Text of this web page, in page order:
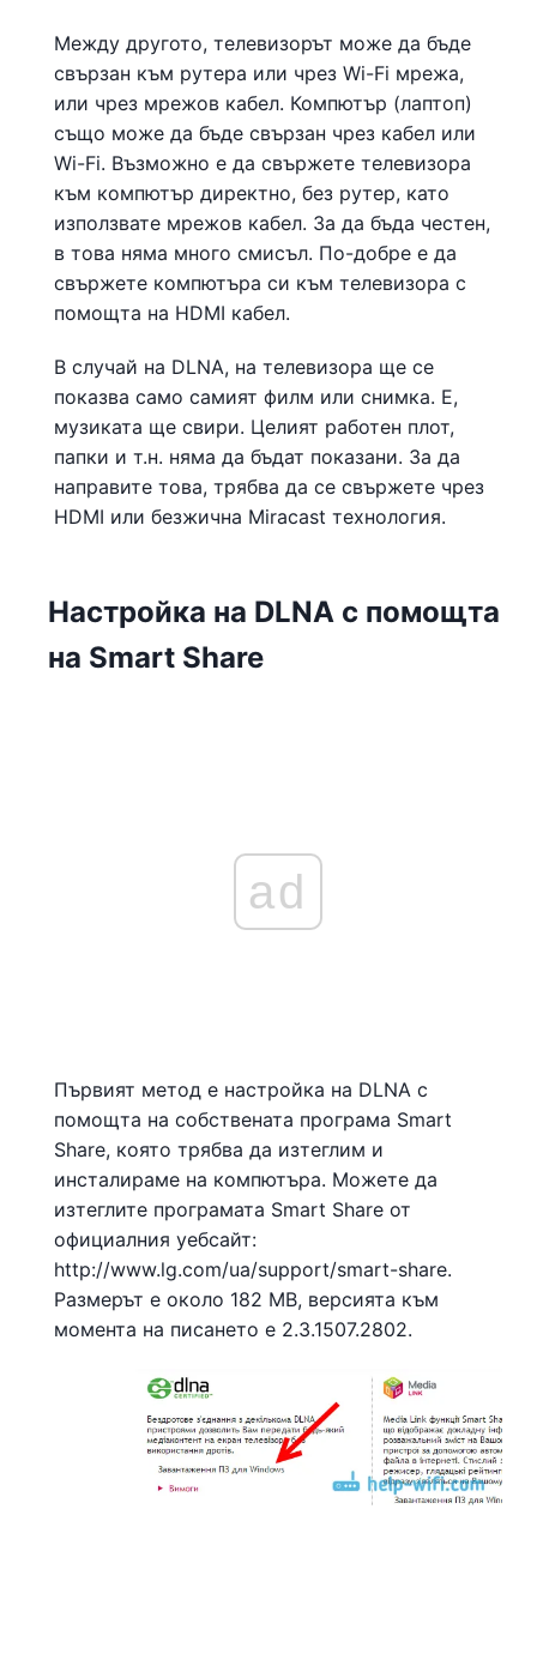
Между другото, телевизорът може да бъде
свързан към рутера или чрез Wi-Fi мрежа,
или чрез мрежов кабел. Компютър (лаптоп)
също може да бъде свързан чрез кабел или
Wi-Fi. Възможно е да свържете телевизора
към компютър директно, без рутер, като
използвате мрежов кабел. За да бъда честен,
в това няма много смисъл. По-добре е да
свържете компютъра си към телевизора с
помощта на HDMI кабел.
В случай на DLNA, на телевизора ще се
показва само самият филм или снимка. Е,
музиката ще свири. Целият работен плот,
папки и т.н. няма да бъдат показани. За да
направите това, трябва да се свържете чрез
HDMI или безжична Miracast технология.
Настройка на DLNA с помощта
на Smart Share
ad
Първият метод е настройка на DLNA с
помощта на собствената програма Smart
Share, която трябва да изтеглим и
инсталираме на компютъра. Можете да
изтеглите програмата Smart Share от
официалния уебсайт:
http://www.lg.com/ua/support/smart-share.
Размерът е около 182 MB, версията към
момента на писането е 2.3.1507.2802.